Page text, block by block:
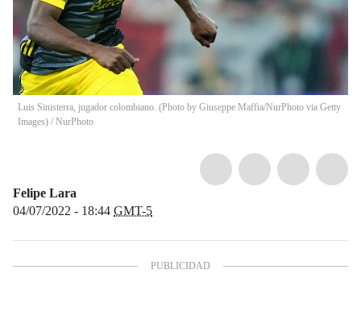
Luis Sinisterra, jugador colombiano. (Photo by Giuseppe Maffia/NurPhoto via Getty
Images) / NurPhoto
Felipe Lara
04/07/2022 - 18:44 GMT-5